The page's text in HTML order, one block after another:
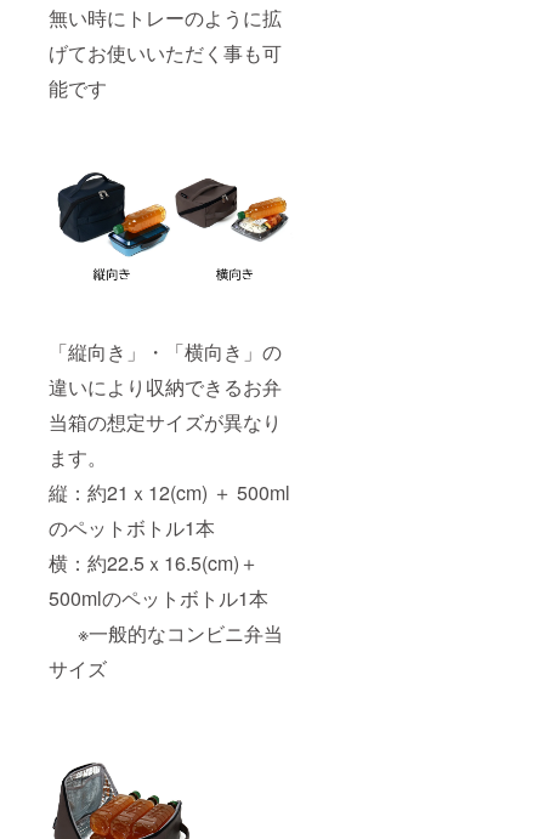
無い時にトレーのように拡
げてお使いいただく事も可
能です
「縦向き」・「横向き」の
違いにより収納できるお弁
当箱の想定サイズが異なり
ます。
縦：約21ｘ12(cm) ＋ 500ml
のペットボトル1本
横：約22.5ｘ16.5(cm)＋
500mlのペットボトル1本
※一般的なコンビニ弁当
サイズ